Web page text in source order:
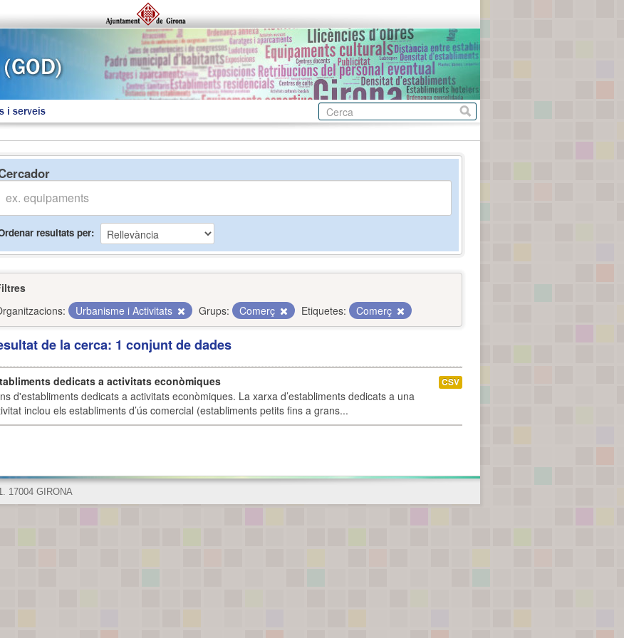
i serveis
resultats per
Urbanisme i Activitats Grups: Comerç Etiquetes: Comerç
de la cerca: 1 conjunt de dades
dedicats a activitats econòmiques
d'establiments dedicats a activitats econòmiques. La xarxa d’establiments dedicats a una
inclou els establiments d’ús comercial (establiments petits fins a grans...
CSV
17004 GIRONA